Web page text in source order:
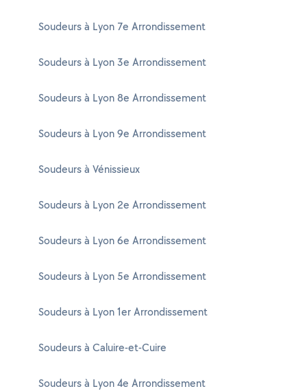
Soudeurs à Lyon 7e Arrondissement
Soudeurs à Lyon 3e Arrondissement
Soudeurs à Lyon 8e Arrondissement
Soudeurs à Lyon 9e Arrondissement
Soudeurs à Vénissieux
Soudeurs à Lyon 2e Arrondissement
Soudeurs à Lyon 6e Arrondissement
Soudeurs à Lyon 5e Arrondissement
Soudeurs à Lyon 1er Arrondissement
Soudeurs à Caluire-et-Cuire
Soudeurs à Lyon 4e Arrondissement